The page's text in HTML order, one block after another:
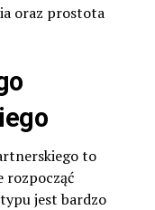
oraz prostota
to
rozpocząć
jest bardzo